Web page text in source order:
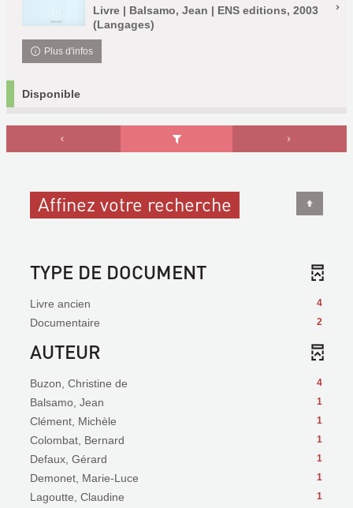
Livre | Balsamo, Jean | ENS editions, 2003
(Langages)
Plus d'infos
Disponible
Affinez votre recherche
TYPE DE DOCUMENT
4
Livre ancien
2
Documentaire
AUTEUR
4
Buzon, Christine de
1
Balsamo, Jean
1
Clément, Michèle
1
Colombat, Bernard
1
Defaux, Gérard
1
Demonet, Marie-Luce
1
Lagoutte, Claudine